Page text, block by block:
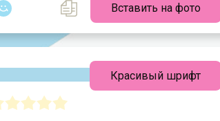
Вставить на фото
Красивый шрифт